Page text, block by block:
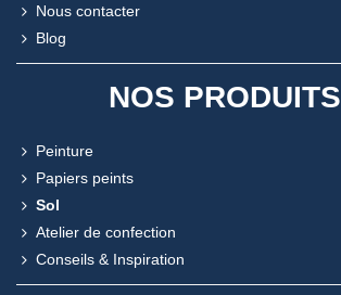
Nous contacter
Blog
NOS PRODUITS
Peinture
Papiers peints
Sol
Atelier de confection
Conseils & Inspiration